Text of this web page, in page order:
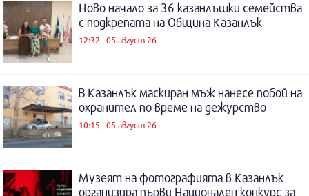
Ново начало за 36 казанлъшки семейства
с подкрепата на Община Казанлък
12:32 | 05 август 26
В Казанлък маскиран мъж нанесе побой на
охранител по време на дежурство
10:15 | 05 август 26
Музеят на фотографията в Казанлък
организира първи Национален конкурс за